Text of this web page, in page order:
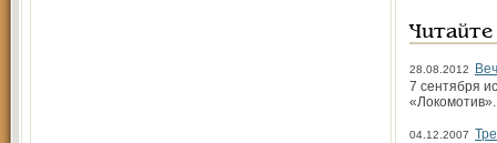
28.08.2012
7 сентября
04.12.2007